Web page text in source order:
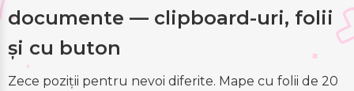
documente — clipboard-uri, folii
și cu buton
Zece poziții pentru nevoi diferite. Mape cu folii de 20